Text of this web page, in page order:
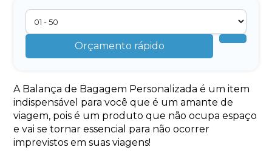
Orçamento rápido
A Balança de Bagagem Personalizada é um item
indispensável para você que é um amante de
viagem, pois é um produto que não ocupa espaço
e vai se tornar essencial para não ocorrer
imprevistos em suas viagens!